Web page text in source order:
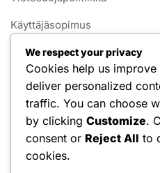
Käyttäjäsopimus
Yhteystiedot
Evästekäytäntö
Kategoriat
Käyttäytymismallit
We respect your privacy
Cookies help us
deliver personalized
traffic. You can choose
by clicking Customize.
consent or Reject All to
cookies.